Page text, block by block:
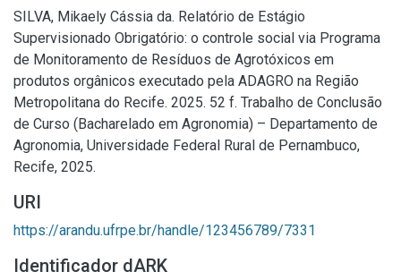
SILVA, Mikaely Cássia da. Relatório de Estágio
Supervisionado Obrigatório: o controle social via Programa
de Monitoramento de Resíduos de Agrotóxicos em
produtos orgânicos executado pela ADAGRO na Região
Metropolitana do Recife. 2025. 52 f. Trabalho de Conclusão
de Curso (Bacharelado em Agronomia) – Departamento de
Agronomia, Universidade Federal Rural de Pernambuco,
Recife, 2025.
URI
https://arandu.ufrpe.br/handle/123456789/7331
Identificador dARK